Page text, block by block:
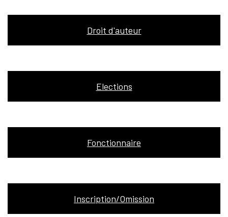
Droit d'auteur
Elections
Fonctionnaire
Inscription/Omission